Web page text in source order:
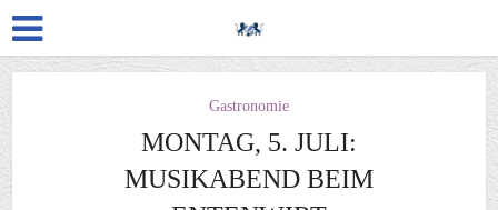
Gastronomie
MONTAG, 5. JULI:
MUSIKABEND BEIM